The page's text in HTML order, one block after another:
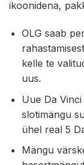
ikoonidena,
OLG saab
kelle te
uus.
Uue Da
slotimängu
ühel real 5
Mängu